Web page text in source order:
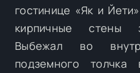
гостинице «Як и
кирпичные стены
Выбежал во
подземного